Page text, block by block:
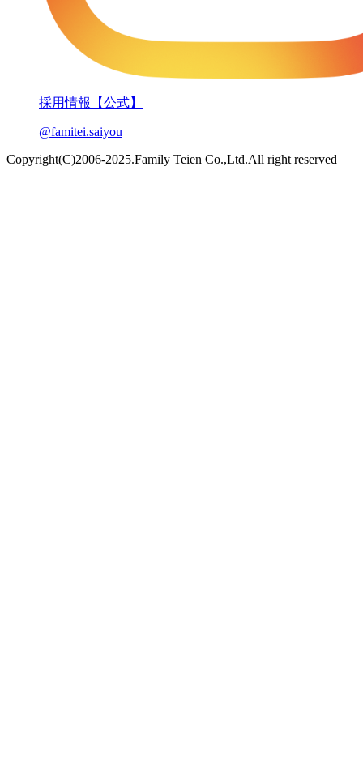
採用情報【公式】
@famitei.saiyou
Copyright(C)2006-2025.Family Teien Co.,Ltd.All right reserved